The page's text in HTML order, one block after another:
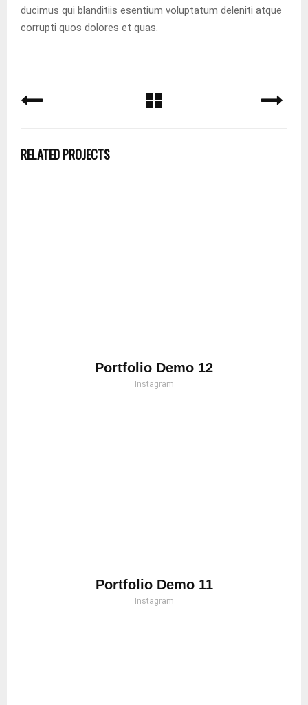
ducimus qui blanditiis esentium voluptatum deleniti atque
corrupti quos dolores et quas.
RELATED PROJECTS
Portfolio Demo 12
Instagram
Portfolio Demo 11
Instagram